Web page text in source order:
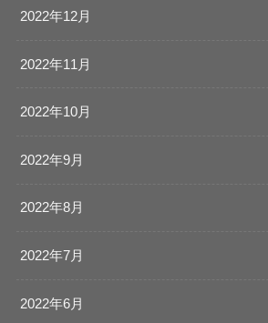
2022年12月
2022年11月
2022年10月
2022年9月
2022年8月
2022年7月
2022年6月